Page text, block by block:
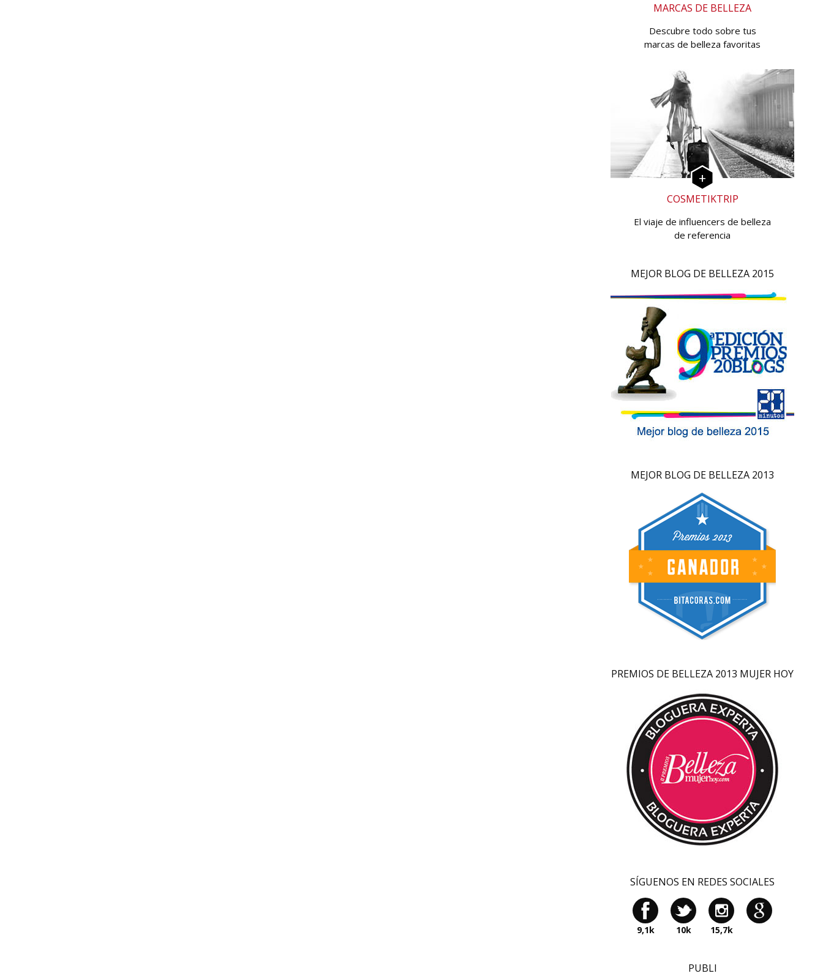
MARCAS DE BELLEZA
Descubre todo sobre tus
marcas de belleza favoritas
COSMETIKTRIP
El viaje de influencers de belleza
de referencia
MEJOR BLOG DE BELLEZA 2015
MEJOR BLOG DE BELLEZA 2013
PREMIOS DE BELLEZA 2013 MUJER HOY
SÍGUENOS EN REDES SOCIALES
9,1k 10k 15,7k
PUBLI